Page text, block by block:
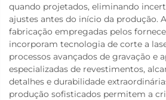
quando projetados, eliminando
ajustes antes do início da produção.
fabricação empregadas pelos
incorporam tecnologia de corte a
processos avançados de gravação e
especializadas de revestimentos,
detalhes e durabilidade
produção sofisticados permitem a